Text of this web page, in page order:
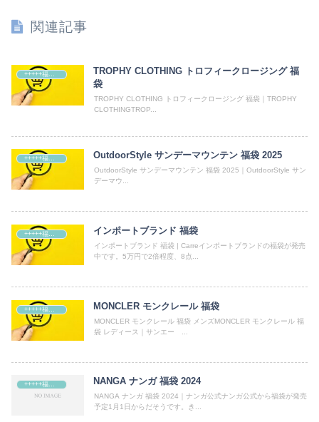
関連記事
+++++福袋++++++
TROPHY CLOTHING トロフィークロージング 福
袋
TROPHY CLOTHING トロフィークロージング 福袋｜TROPHY
CLOTHINGTROP...
+++++福袋++++++ OutdoorStyle サンデーマウンテン 福袋 2025
OutdoorStyle サンデーマウンテン 福袋 2025｜OutdoorStyle サン
デーマウ...
+++++福袋++++++ インポートブランド 福袋
インポートブランド 福袋 | Carreインポートブランドの福袋が発売
中です。5万円で2倍程度、8点...
MONCLER モンクレール 福袋
MONCLER モンクレール 福袋 メンズMONCLER モンクレール 福
袋 レディース｜サンエー ...
+++++福袋++++++ NANGA ナンガ 福袋 2024
NANGA ナンガ 福袋 2024｜ナンガ公式ナンガ公式から福袋が発売
予定1月1日からだそうです。き...